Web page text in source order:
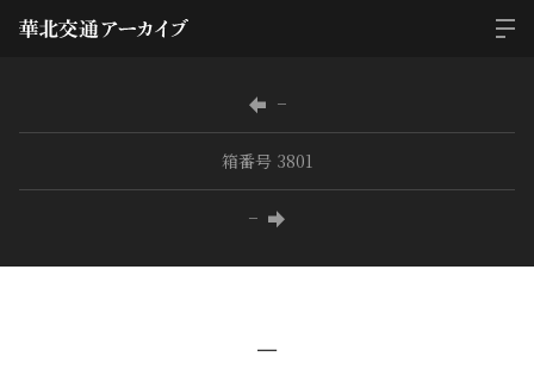
−
箱番号 3801
−
−